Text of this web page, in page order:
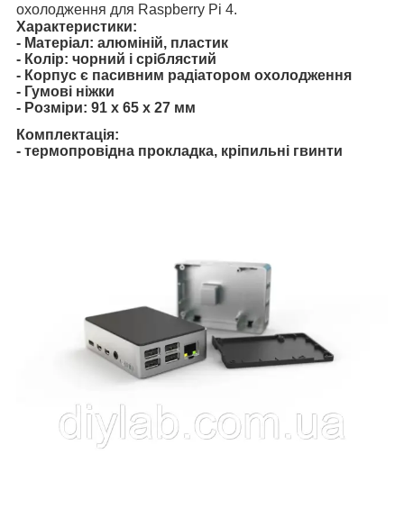
охолодження для Raspberry Pi 4.
Характеристики:
- Матеріал: алюміній, пластик
- Колір: чорний і сріблястий
- Корпус є пасивним радіатором охолодження
- Гумові ніжки
- Розміри: 91 х 65 х 27 мм
Комплектація:
- термопровідна прокладка, кріпильні гвинти